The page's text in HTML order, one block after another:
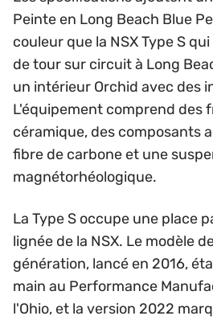
Peinte en Long Beach Blue
couleur que la NSX Type S
de tour sur circuit à Long
un intérieur Orchid avec des
L'équipement comprend des
céramique, des composants
fibre de carbone et une
magnétorhéologique.
La Type S occupe une place
lignée de la NSX. Le modèle
génération, lancé en 2016,
main au Performance
l'Ohio, et la version 2022